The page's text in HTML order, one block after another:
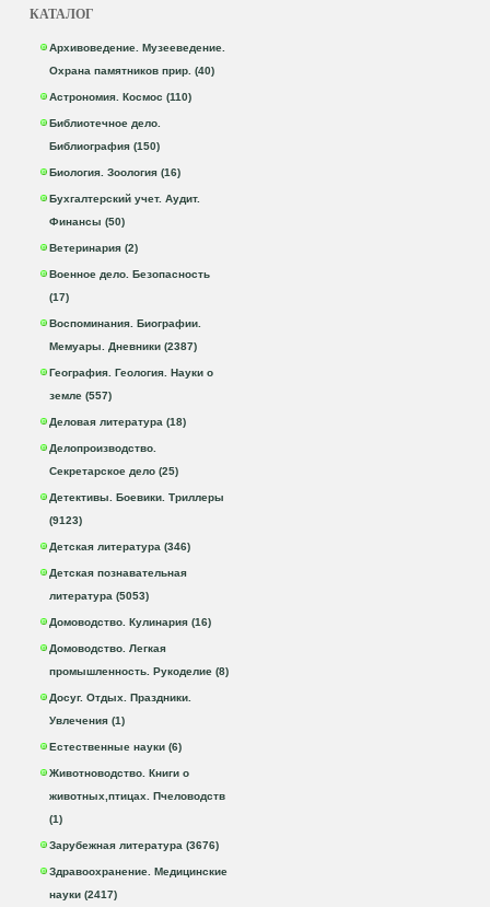
КАТАЛОГ
Архивоведение. Музееведение.
Охрана памятников прир. (40)
Астрономия. Космос (110)
Библиотечное дело.
Библиография (150)
Биология. Зоология (16)
Бухгалтерский учет. Аудит.
Финансы (50)
Ветеринария (2)
Военное дело. Безопасность
(17)
Воспоминания. Биографии.
Мемуары. Дневники (2387)
География. Геология. Науки о
земле (557)
Деловая литература (18)
Делопроизводство.
Секретарское дело (25)
Детективы. Боевики. Триллеры
(9123)
Детская литература (346)
Детская познавательная
литература (5053)
Домоводство. Кулинария (16)
Домоводство. Легкая
промышленность. Рукоделие (8)
Досуг. Отдых. Праздники.
Увлечения (1)
Естественные науки (6)
Животноводство. Книги о
животных,птицах. Пчеловодств
(1)
Зарубежная литература (3676)
Здравоохранение. Медицинские
науки (2417)